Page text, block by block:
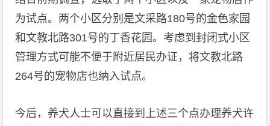
为试点。两个小区分别是文采路180号的金色家园
和文教北路301号的丁香花园。考虑到封闭式小区
管理方式可能不便于附近居民办证，将文教北路
264号的宠物店也纳入试点。
今后，养犬人士可以直接到上述三个点办理养犬许